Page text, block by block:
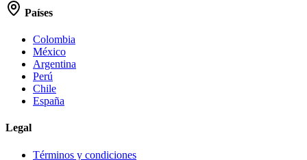
Países
Colombia
México
Argentina
Perú
Chile
España
Legal
Términos y condiciones